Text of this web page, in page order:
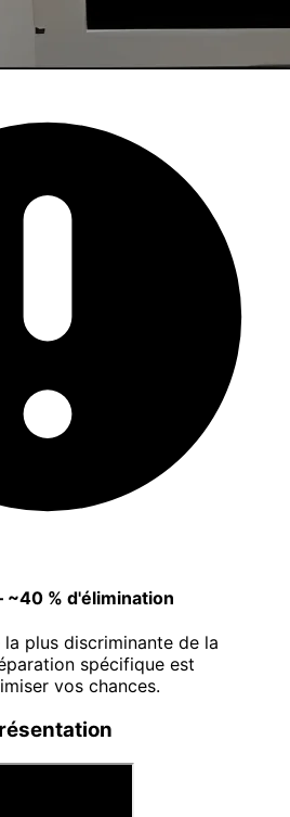
% d'élimination
la plus discriminante de la
spécifique est
vos chances.